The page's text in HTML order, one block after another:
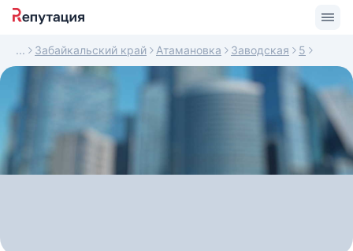
Забайкальский край Атамановка Заводская 5